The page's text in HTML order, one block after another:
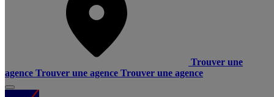
Trouver une
agence Trouver une agence Trouver une agence